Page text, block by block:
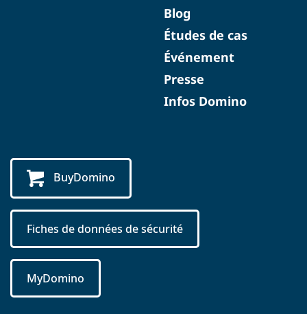
Blog
Études de cas
Événement
Presse
Infos Domino
BuyDomino
Fiches de données de sécurité
MyDomino